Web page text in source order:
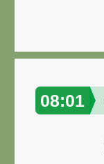
08:01